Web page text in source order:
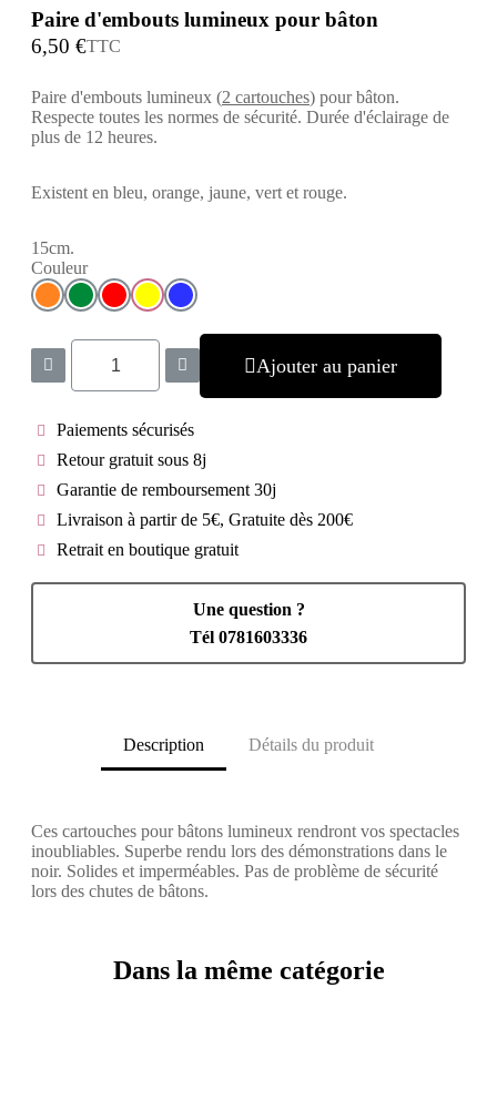
Paire d'embouts lumineux pour bâton
6,50 €TTC
Paire d'embouts lumineux (2 cartouches) pour bâton.
Respecte toutes les normes de sécurité. Durée d'éclairage de
plus de 12 heures.
Existent en bleu, orange, jaune, vert et rouge.
15cm.
Couleur
Ajouter au panier
Paiements sécurisés
Retour gratuit sous 8j
Garantie de remboursement 30j
Livraison à partir de 5€, Gratuite dès 200€
Retrait en boutique gratuit
Une question ?
Tél 0781603336
Description Détails du produit
Ces cartouches pour bâtons lumineux rendront vos spectacles
inoubliables. Superbe rendu lors des démonstrations dans le
noir. Solides et imperméables. Pas de problème de sécurité
lors des chutes de bâtons.
Dans la même catégorie